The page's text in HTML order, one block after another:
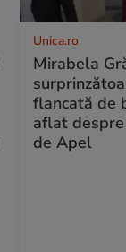
Unica.ro
Mirabela
flancată de
aflat
de Apel